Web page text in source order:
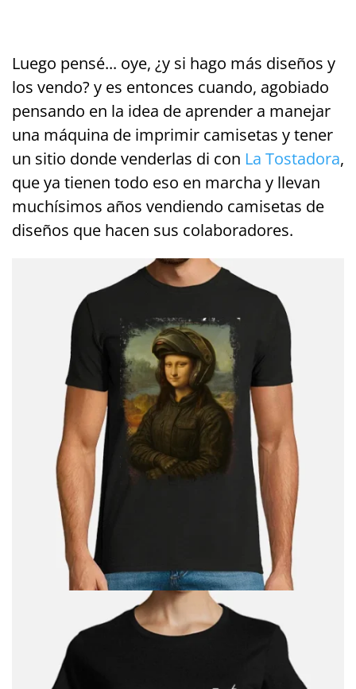
Luego pensé... oye, ¿y si hago más diseños y
los vendo? y es entonces cuando, agobiado
pensando en la idea de aprender a manejar
una máquina de imprimir camisetas y tener
un sitio donde venderlas di con La Tostadora,
que ya tienen todo eso en marcha y llevan
muchísimos años vendiendo camisetas de
diseños que hacen sus colaboradores.